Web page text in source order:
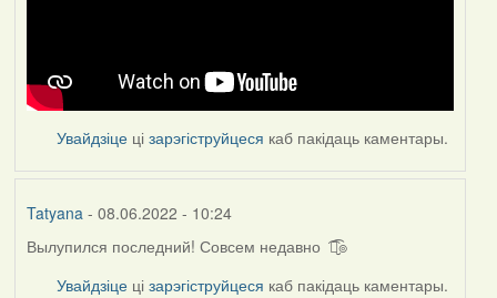
Увайдзіце цізарэгіструйцеся каб пакідаць каментары.
Tatyana- 08.06.2022 - 10:24
Вылупился последний! Совсем недавно ͡๏̮͡๏
Увайдзіце цізарэгіструйцеся каб пакідаць каментары.